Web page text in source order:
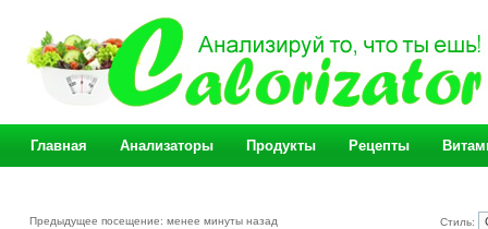
Главная Анализаторы Продукты Рецепты
Предыдущее посещение: менее минуты назад Стиль: